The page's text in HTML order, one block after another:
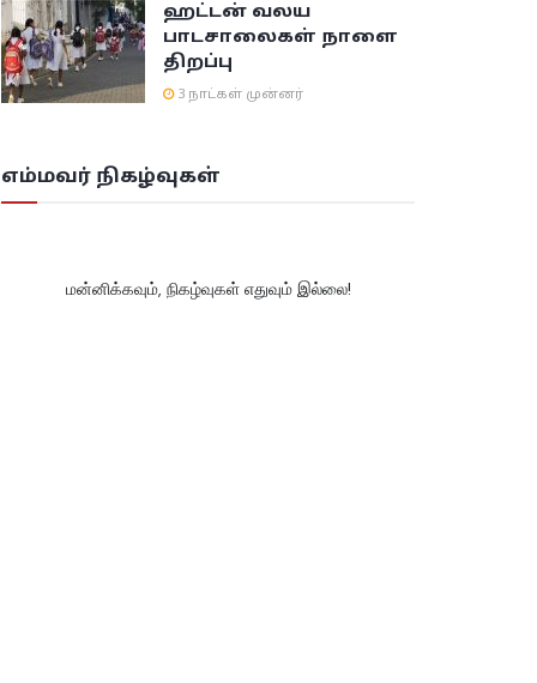
ஹட்டன் வலய
பாடசாலைகள் நாளை
திறப்பு
3 நாட்கள் முன்னர்
எம்மவர் நிகழ்வுகள்
மன்னிக்கவும், நிகழ்வுகள் எதுவும் இல்லை!